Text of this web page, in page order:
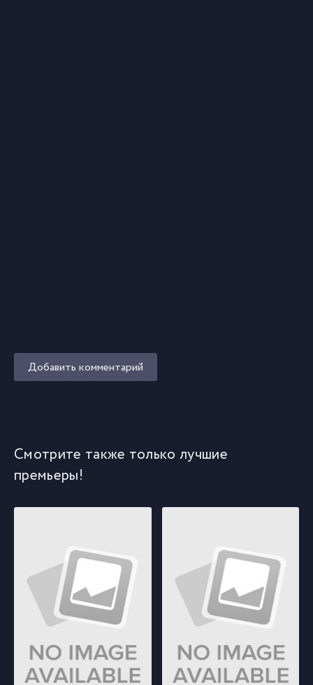
Добавить комментарий
Смотрите также только лучшие
премьеры!